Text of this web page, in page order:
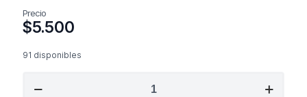
Precio
$5.500
91 disponibles
Resistencia